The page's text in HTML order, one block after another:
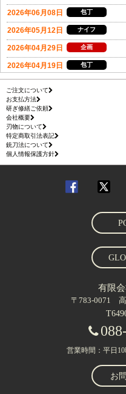
ご注文について
お支払方法
研ぎ修繕ご依頼
会社概要
刃物について
特定商取引法表記
銃刀法について
個人情報保護方針
有限
〒783-0071 高
営業時間：平日10
お